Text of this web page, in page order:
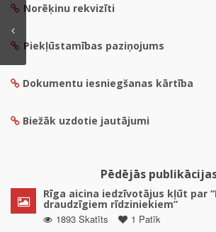
Norēķinu rekvizīti
Piekļūstamības paziņojums
Dokumentu iesniegšanas kārtība
Biežāk uzdotie jautājumi
Pēdējās
Rīga aicina iedzīvotājus kļūt par
draudzīgiem rīdziniekiem”
1893 Skatīts
1 Patīk